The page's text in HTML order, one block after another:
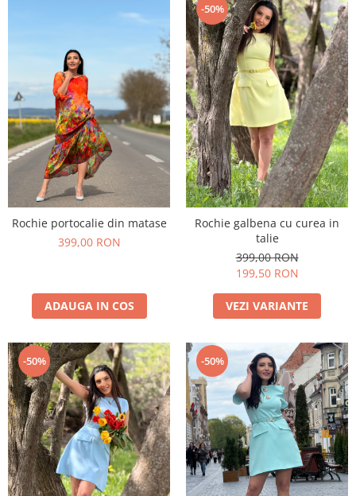
Rochie portocalie din matase
399,00 RON
ADAUGA IN COS
-50%
Rochie galbena cu curea in
talie
399,00 RON
199,50 RON
VEZI VARIANTE
-50% -50%